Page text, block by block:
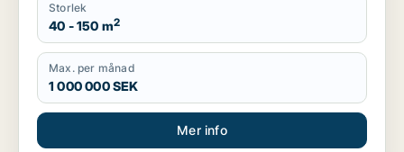
Storlek
40 - 150 m2
Max. per månad
1 000 000 SEK
Mer info